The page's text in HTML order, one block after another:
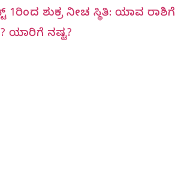
1ರಿಂದ ಶುಕ್ರ ನೀಚ ಸ್ಥಿತಿ: ಯಾವ ರಾಶಿಗೆ
ಯಾರಿಗೆ ನಷ್ಟ?